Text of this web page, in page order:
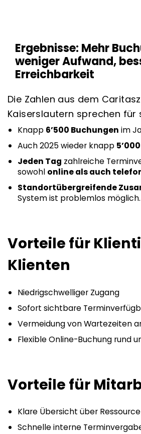
Ergebnisse: Mehr
weniger Aufwand,
Erreichbarkeit
Die Zahlen aus dem
Kaiserslautern sprechen für
Knapp 6’500 Buchungen im
Auch 2025 wieder knapp
Jeden Tag zahlreiche
sowohl online als auch
Standortübergreifende
System ist problemlos möglich.
Vorteile für
Klienten
Niedrigschwelliger Zugang
Sofort sichtbare
Vermeidung von Wartezeiten
Flexible Online-Buchung rund
Vorteile für
Klare Übersicht über
Schnelle interne